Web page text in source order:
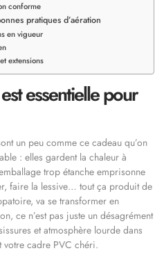
conforme
pratiques d’aération
en vigueur
extensions
essentielle pour
un peu comme ce cadeau qu’on
: elles gardent la chaleur à
trop étanche emprisonne
faire la lessive… tout ça produit de
va se transformer en
ce n’est pas juste un désagrément
et atmosphère lourde dans
votre cadre PVC chéri.